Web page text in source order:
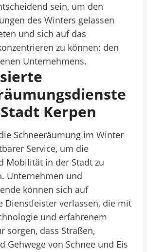
sein, um den
des Winters gelassen
und sich auf das
zu können: den
Unternehmens.
Kerpen
Schneeräumung im Winter
Service, um die
Mobilität in der Stadt zu
Unternehmen und
können sich auf
Dienstleister verlassen, die mit
und erfahrenem
sorgen, dass Straßen,
Gehwege von Schnee und Eis